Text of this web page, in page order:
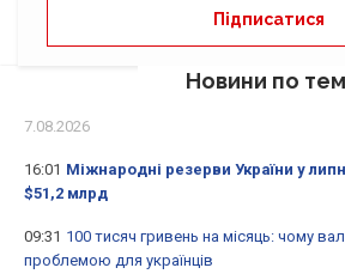
Новини по
7.08.2026
16:01 Міжнародні резерви України у
$51,2 млрд
09:31 100 тисяч гривень на місяць: чому
проблемою для українців